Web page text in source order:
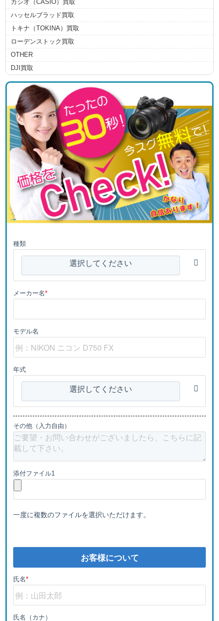
カシオ（CASIO）買取
ハッセルブラッド買取
トキナ（TOKINA）買取
ローデンストック買取
OTHER
DJI買取
種類
選択してください
メーカー名*
モデル名
年式
選択してください
その他（入力自由）
添付ファイル1
一度に複数のファイルを選択いただけます。
お客様について
氏名*
氏名（カナ）